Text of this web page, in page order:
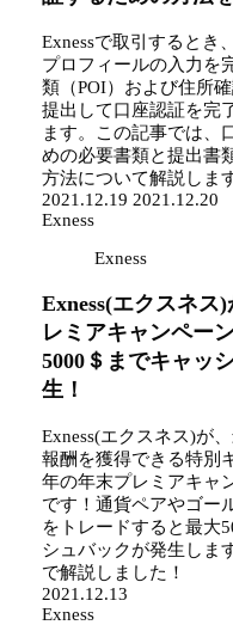
Exnessで取引するとき
プロフィールの入力を
類（POI）および住所
提出して口座認証を完
ます。この記事では、
めの必要書類と提出書
方法について解説しま
2021.12.19 2021.12.20
Exness
Exness
Exness(エクスネス
レミアキャンペー
5000＄までキャッ
生！
Exness(エクスネス)が
報酬を獲得できる特別
年の年末プレミアキャ
です！通貨ペアやゴー
をトレードすると最大
シュバックが発生しま
で解説しました！
2021.12.13
Exness